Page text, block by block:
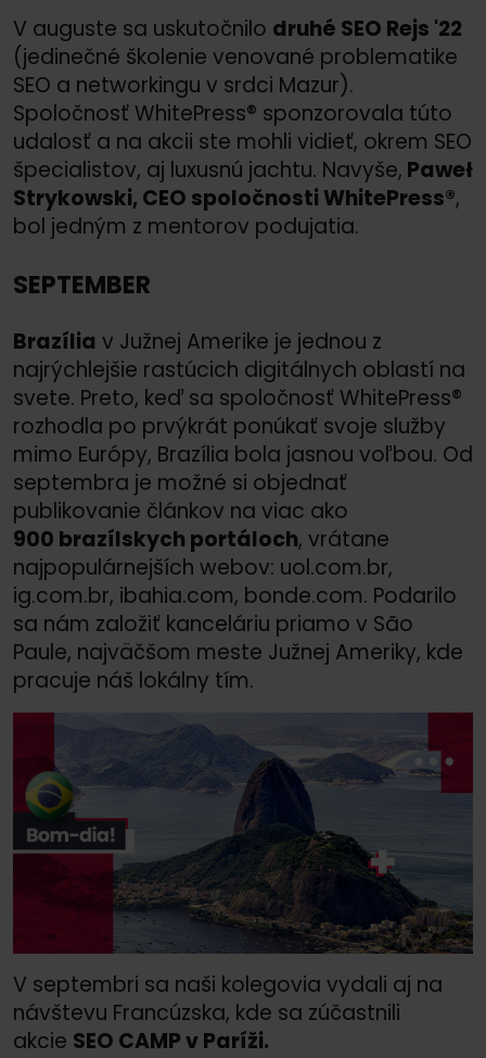
V auguste sa uskutočnilo druhé SEO Rejs '22
(jedinečné školenie venované problematike
SEO a networkingu v srdci Mazur).
Spoločnosť WhitePress® sponzorovala túto
udalosť a na akcii ste mohli vidieť, okrem SEO
špecialistov, aj luxusnú jachtu. Navyše, Paweł
Strykowski, CEO spoločnosti WhitePress®,
bol jedným z mentorov podujatia.
SEPTEMBER
Brazília v Južnej Amerike je jednou z
najrýchlejšie rastúcich digitálnych oblastí na
svete. Preto, keď sa spoločnosť WhitePress®
rozhodla po prvýkrát ponúkať svoje služby
mimo Európy, Brazília bola jasnou voľbou. Od
septembra je možné si objednať
publikovanie článkov na viac ako
900 brazílskych portáloch, vrátane
najpopulárnejších webov: uol.com.br,
ig.com.br, ibahia.com, bonde.com. Podarilo
sa nám založiť kanceláriu priamo v São
Paule, najväčšom meste Južnej Ameriky, kde
pracuje náš lokálny tím.
V septembri sa naši kolegovia vydali aj na
návštevu Francúzska, kde sa zúčastnili
akcie SEO CAMP v Paríži.